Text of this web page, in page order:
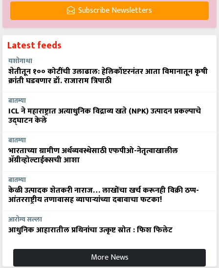
Subscribe Newsletters
Latest feeds
यशोगाथा
शेतीतून १०० कोटींची उलाढाल: हेलिकॉप्टरनंतर आता विमानातून कृषी
क्रांती घडवणार डॉ. राजाराम त्रिपाठी
बातम्या
ICL ने महाराष्ट्रात अत्याधुनिक विद्राव्य खते (NPK) उत्पादन प्रकल्पाचे
उद्घाटन केले
बातम्या
भारताच्या ग्रामीण अर्थव्यवस्थेसाठी एफपीओ-नेतृत्वाखालील
अ‍ॅग्रीव्होल्टाईक्सची आशा
बातम्या
केळी उत्पादक शेतकरी नाराज… लाखोंचा खर्च करूनही विक्री ठप्प-
आंतरराष्ट्रीय तणावासह व्यापाऱ्यांच्या दबावाचा फटका!
आरोग्य सल्ला
आधुनिक आहारातील प्रथिनांचा उत्कृष्ट स्रोत : फिश फिलेट
More News